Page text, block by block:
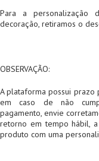
Para a personalização
decoração, retiramos o
OBSERVAÇÃO:
A plataforma possui
em caso de não
pagamento, envie
retorno em tempo hábil,
produto com uma